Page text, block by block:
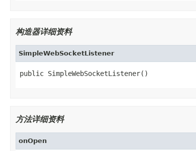
构造器详细资料
SimpleWebSocketListener
public SimpleWebSocketListener()
方法详细资料
onOpen